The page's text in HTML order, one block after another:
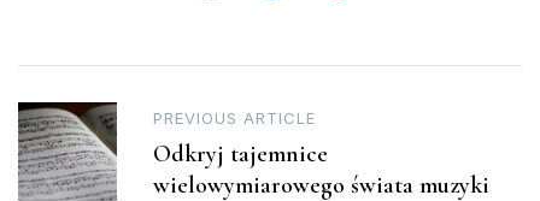
Post
navigation
PREVIOUS ARTICLE
Odkryj tajemnice
wielowymiarowego świata muzyki